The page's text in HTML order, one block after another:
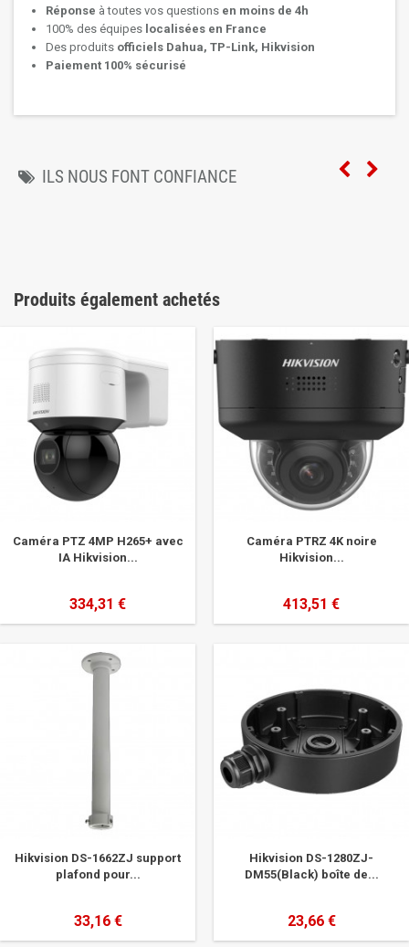
Réponse à toutes vos questions en moins de 4h
100% des équipes localisées en France
Des produits officiels Dahua, TP-Link, Hikvision
Paiement 100% sécurisé
ILS NOUS FONT CONFIANCE
Produits également achetés
Caméra PTZ 4MP H265+ avec
IA Hikvision...
334,31 €
Caméra PTRZ 4K noire
Hikvision...
413,51 €
Hikvision DS-1662ZJ support
plafond pour...
33,16 €
Hikvision DS-1280ZJ-
DM55(Black) boîte de...
23,66 €